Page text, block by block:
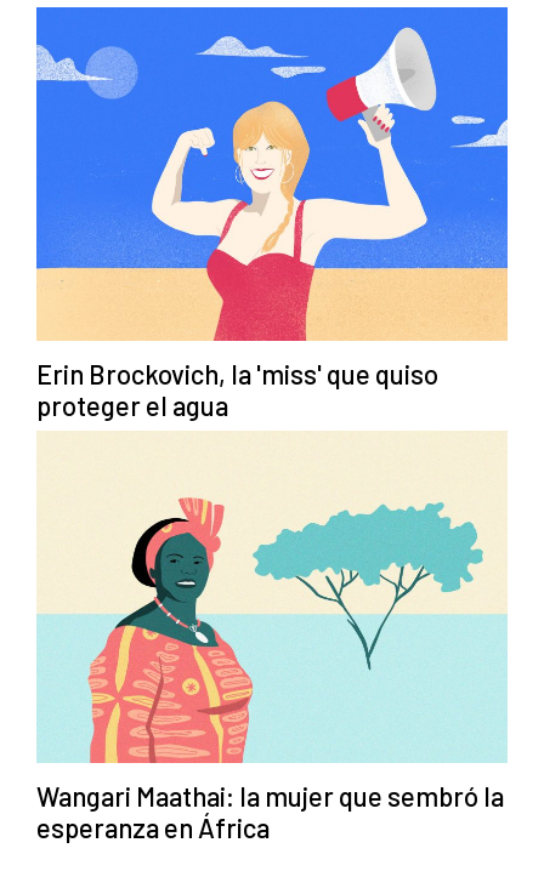
Erin Brockovich, la 'miss' que quiso
proteger el agua
Wangari Maathai: la mujer que sembró la
esperanza en África